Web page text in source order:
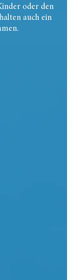
oder den
auch ein